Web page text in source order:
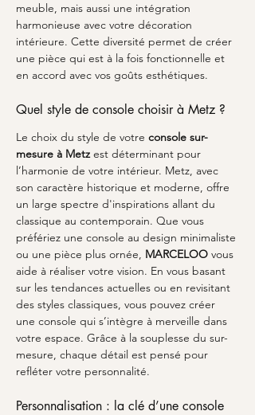
meuble, mais aussi une intégration
harmonieuse avec votre décoration
intérieure. Cette diversité permet de créer
une pièce qui est à la fois fonctionnelle et
en accord avec vos goûts esthétiques.
Quel style de console choisir à Metz ?
Le choix du style de votre console sur-
mesure à Metz est déterminant pour
l’harmonie de votre intérieur. Metz, avec
son caractère historique et moderne, offre
un large spectre d'inspirations allant du
classique au contemporain. Que vous
préfériez une console au design minimaliste
ou une pièce plus ornée, MARCELOO vous
aide à réaliser votre vision. En vous basant
sur les tendances actuelles ou en revisitant
des styles classiques, vous pouvez créer
une console qui s’intègre à merveille dans
votre espace. Grâce à la souplesse du sur-
mesure, chaque détail est pensé pour
refléter votre personnalité.
Personnalisation : la clé d’une console